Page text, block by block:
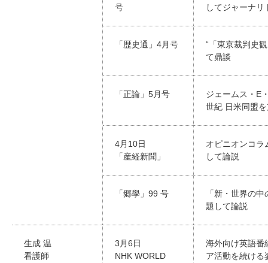
号
してジャーナ
「歴史通」4月号
“「東京裁判史
て鼎談
「正論」5月号
ジェームス・E
世紀 日米同盟
4月10日
「産経新聞」
オピニオンコラ
して論説
「郷學」99 号
「新・世界の
題して論説
生成 温
看護師
3月6日
NHK WORLD
海外向け英語番
ア活動を続ける